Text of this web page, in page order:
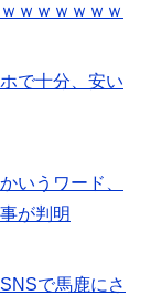
ｗｗｗｗｗｗ
で十分、安い
いうワード、
が判明
で馬鹿にさ